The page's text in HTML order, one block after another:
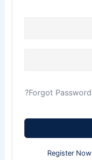
Forgot Password?
Register Now